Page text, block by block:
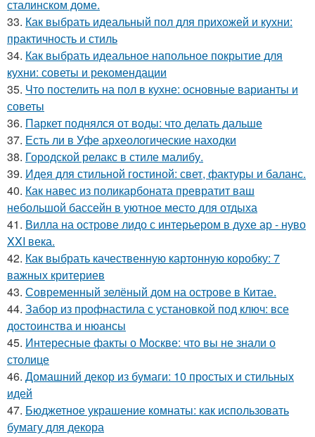
сталинском доме.
33. Как выбрать идеальный пол для прихожей и кухни:
практичность и стиль
34. Как выбрать идеальное напольное покрытие для
кухни: советы и рекомендации
35. Что постелить на пол в кухне: основные варианты и
советы
36. Паркет поднялся от воды: что делать дальше
37. Есть ли в Уфе археологические находки
38. Городской релакс в стиле малибу.
39. Идея для стильной гостиной: свет, фактуры и баланс.
40. Как навес из поликарбоната превратит ваш
небольшой бассейн в уютное место для отдыха
41. Вилла на острове лидо с интерьером в духе ар - нуво
XXI века.
42. Как выбрать качественную картонную коробку: 7
важных критериев
43. Современный зелёный дом на острове в Китае.
44. Забор из профнастила с установкой под ключ: все
достоинства и нюансы
45. Интересные факты о Москве: что вы не знали о
столице
46. Домашний декор из бумаги: 10 простых и стильных
идей
47. Бюджетное украшение комнаты: как использовать
бумагу для декора